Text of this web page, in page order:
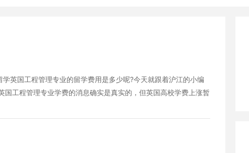
英国工程管理专业的留学费用是多少呢?今天就跟着沪江的小编
工程管理专业学费的消息确实是真实的，但英国高校学费上涨暂
优惠，为了弥补教育资金的不足，涨这些学生的学费在所难免。
之间的学费高低没有必然的联系，家长也不必过于担心。 近年
得留学人数一直呈上涨态势。这两年英镑兑人民币从原有的1：1